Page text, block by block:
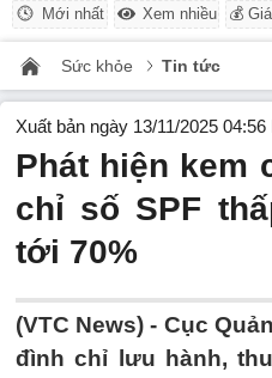
Mới nhất Xem nhiều 💰
Sức khỏe Tin tức
Xuất bản ngày 13/11/2025 04:56
Phát hiện kem
chỉ số SPF
tới 70%
(VTC News) - Cục
đình chỉ lưu hành,